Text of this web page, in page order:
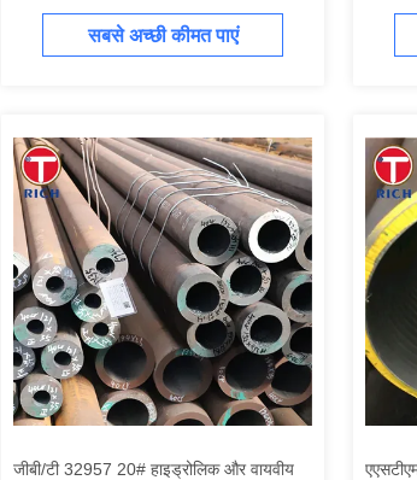
सबसे अच्छी कीमत पाएं
जीबी/टी 32957 20# हाइड्रोलिक और वायवीय